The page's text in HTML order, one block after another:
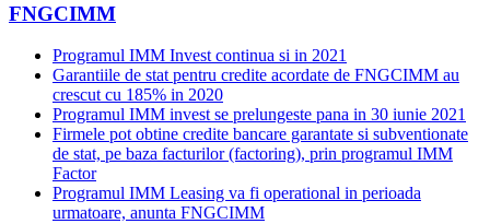
FNGCIMM
Programul IMM Invest continua si in 2021
Garantiile de stat pentru credite acordate de FNGCIMM au
crescut cu 185% in 2020
Programul IMM invest se prelungeste pana in 30 iunie 2021
Firmele pot obtine credite bancare garantate si subventionate
de stat, pe baza facturilor (factoring), prin programul IMM
Factor
Programul IMM Leasing va fi operational in perioada
urmatoare, anunta FNGCIMM